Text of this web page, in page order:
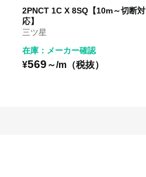
2PNCT 1C X 8SQ【10m～切断対
応】
三ツ星
在庫：メーカー確認
¥569 ～/m（税抜）